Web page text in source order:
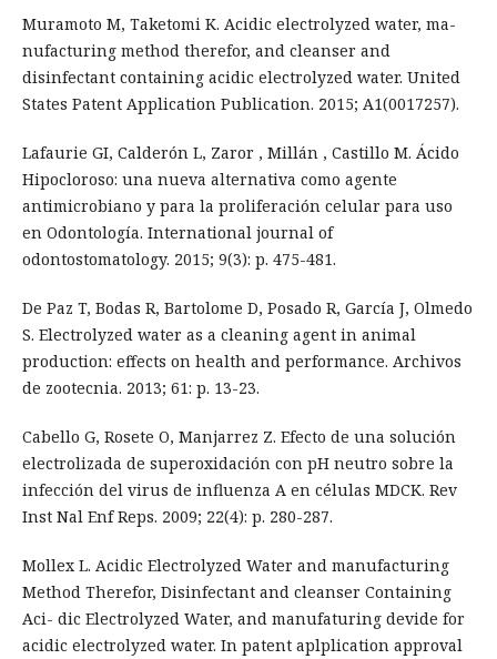
Muramoto M, Taketomi K. Acidic electrolyzed water, ma-
nufacturing method therefor, and cleanser and
disinfectant containing acidic electrolyzed water. United
States Patent Application Publication. 2015; A1(0017257).
Lafaurie GI, Calderón L, Zaror , Millán , Castillo M. Ácido
Hipocloroso: una nueva alternativa como agente
antimicrobiano y para la proliferación celular para uso
en Odontología. International journal of
odontostomatology. 2015; 9(3): p. 475-481.
De Paz T, Bodas R, Bartolome D, Posado R, García J, Olmedo
S. Electrolyzed water as a cleaning agent in animal
production: effects on health and performance. Archivos
de zootecnia. 2013; 61: p. 13-23.
Cabello G, Rosete O, Manjarrez Z. Efecto de una solución
electrolizada de superoxidación con pH neutro sobre la
infección del virus de influenza A en células MDCK. Rev
Inst Nal Enf Reps. 2009; 22(4): p. 280-287.
Mollex L. Acidic Electrolyzed Water and manufacturing
Method Therefor, Disinfectant and cleanser Containing
Aci- dic Electrolyzed Water, and manufaturing devide for
acidic electrolyzed water. In patent aplplication approval